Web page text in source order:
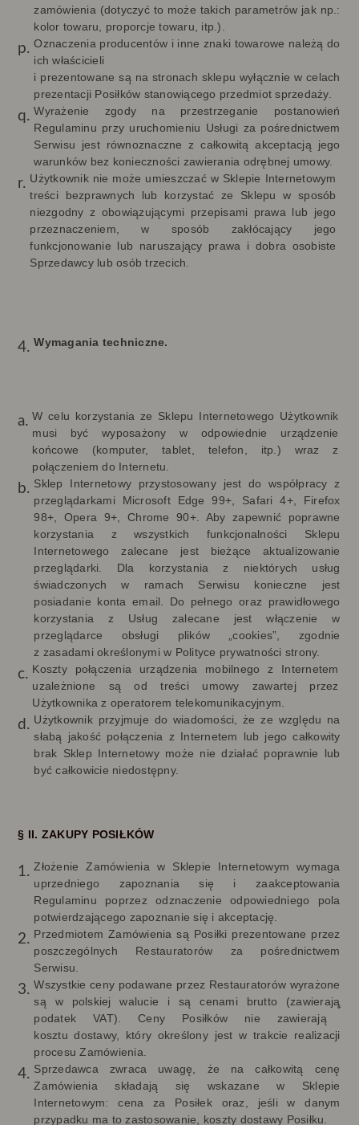
zamówienia (dotyczyć to może takich parametrów jak np.:
kolor towaru, proporcje towaru, itp.).
Oznaczenia producentów i inne znaki towarowe należą do
ich właścicieli
i prezentowane są na stronach sklepu wyłącznie w celach
prezentacji Posiłków stanowiącego przedmiot sprzedaży.
Wyrażenie zgody na przestrzeganie postanowień
Regulaminu przy uruchomieniu Usługi za pośrednictwem
Serwisu jest równoznaczne z całkowitą akceptacją jego
warunków bez konieczności zawierania odrębnej umowy.
Użytkownik nie może umieszczać w Sklepie Internetowym
treści bezprawnych lub korzystać ze Sklepu w sposób
niezgodny z obowiązującymi przepisami prawa lub jego
przeznaczeniem, w sposób zakłócający jego
funkcjonowanie lub naruszający prawa i dobra osobiste
Sprzedawcy lub osób trzecich.
Wymagania techniczne.
W celu korzystania ze Sklepu Internetowego Użytkownik
musi być wyposażony w odpowiednie urządzenie
końcowe (komputer, tablet, telefon, itp.) wraz z
połączeniem do Internetu.
Sklep Internetowy przystosowany jest do współpracy z
przeglądarkami Microsoft Edge 99+, Safari 4+, Firefox
98+, Opera 9+, Chrome 90+.
Aby zapewnić poprawne
korzystania z wszystkich funkcjonalności Sklepu
Internetowego zalecane jest bieżące aktualizowanie
przeglądarki. Dla korzystania z niektórych usług
świadczonych w ramach Serwisu konieczne jest
posiadanie konta email. Do pełnego oraz prawidłowego
korzystania z Usług zalecane jest włączenie w
przeglądarce obsługi plików „cookies”, zgodnie
z zasadami określonymi w Polityce prywatności strony.
Koszty połączenia urządzenia mobilnego z Internetem
uzależnione są od treści umowy zawartej przez
Użytkownika z operatorem telekomunikacyjnym.
Użytkownik przyjmuje do wiadomości, że ze względu na
słabą jakość połączenia z Internetem lub jego całkowity
brak Sklep Internetowy może nie działać poprawnie lub
być całkowicie niedostępny.
§ II. ZAKUPY POSIŁKÓW
Złożenie Zamówienia w Sklepie Internetowym wymaga
uprzedniego zapoznania się i zaakceptowania
Regulaminu poprzez odznaczenie odpowiedniego pola
potwierdzającego zapoznanie się i akceptację.
Przedmiotem Zamówienia są Posiłki prezentowane przez
poszczególnych Restauratorów za pośrednictwem
Serwisu.
Wszystkie ceny podawane przez Restauratorów wyrażone
są w polskiej walucie i są cenami brutto (zawierają
podatek VAT). Ceny
Posiłków nie zawierają
kosztu dostawy, który określony jest w trakcie realizacji
procesu Zamówienia.
Sprzedawca zwraca uwagę, że na całkowitą cenę
Zamówienia składają się wskazane w Sklepie
Internetowym: cena za Posiłek oraz, jeśli w danym
przypadku ma to zastosowanie, koszty dostawy Posiłku.